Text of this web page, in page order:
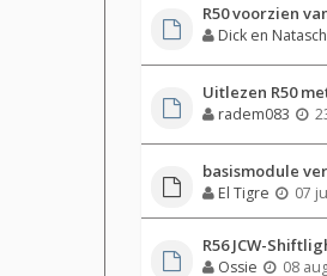
R50 voorzien
Dick en
Uitlezen R50
radem083
basismodule
El Tigre 07
R56 JCW-
Ossie 08